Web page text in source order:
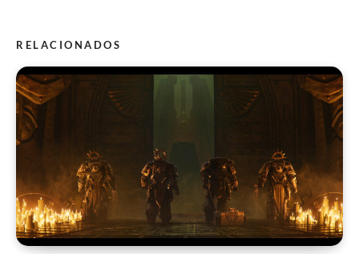
RELACIONADOS